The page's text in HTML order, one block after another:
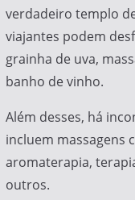
verdadeiro templo
viajantes podem
grainha de uva,
banho de vinho.
Além desses, há
incluem massagens
aromaterapia,
outros.